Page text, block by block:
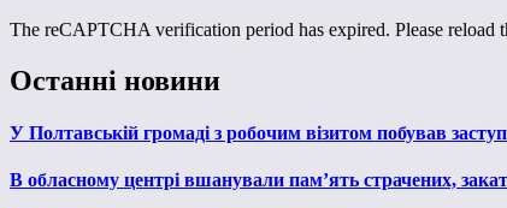
The reCAPTCHA verification period has expired. Please reload
Останні новини
У Полтавській громаді з робочим візитом побував
В обласному центрі вшанували пам’ять страчених,